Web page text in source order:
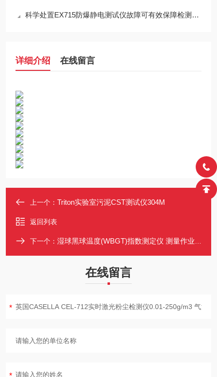
科学处置EX715防爆静电测试仪故障可有效保障检测工作正常开展
详细介绍 在线留言
上一个： Triton实验室污泥CST测试仪304M
返回列表
下一个： 湿球黑球温度(WBGT)指数测定仪 测量作业环境中防止热中暑的指标
在线留言